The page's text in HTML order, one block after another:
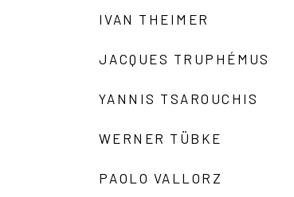
IVAN THEIMER
JACQUES TRUPHÉMUS
YANNIS TSAROUCHIS
WERNER TÜBKE
PAOLO VALLORZ